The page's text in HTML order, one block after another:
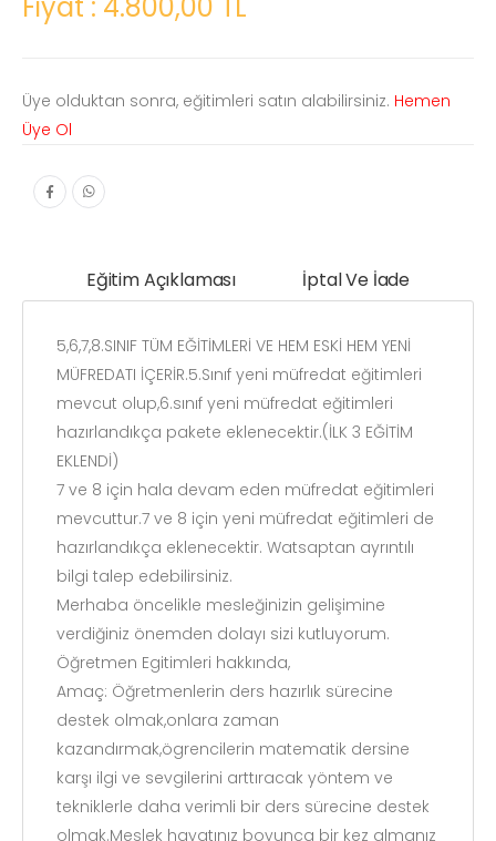
Fiyat : 4.800,00 TL
Üye olduktan sonra, eğitimleri satın alabilirsiniz. Hemen
Üye Ol
Eğitim Açıklaması İptal Ve İade
5,6,7,8.SINIF TÜM EĞİTİMLERİ VE HEM ESKİ HEM YENİ
MÜFREDATI İÇERİR.5.Sınıf yeni müfredat eğitimleri
mevcut olup,6.sınıf yeni müfredat eğitimleri
hazırlandıkça pakete eklenecektir.(İLK 3 EĞİTİM
EKLENDİ)
7 ve 8 için hala devam eden müfredat eğitimleri
mevcuttur.7 ve 8 için yeni müfredat eğitimleri de
hazırlandıkça eklenecektir. Watsaptan ayrıntılı
bilgi talep edebilirsiniz.
Merhaba öncelikle mesleğinizin gelişimine
verdiğiniz önemden dolayı sizi kutluyorum.
Öğretmen Egitimleri hakkında,
Amaç: Öğretmenlerin ders hazırlık sürecine
destek olmak,onlara zaman
kazandırmak,ögrencilerin matematik dersine
karşı ilgi ve sevgilerini arttıracak yöntem ve
tekniklerle daha verimli bir ders sürecine destek
olmak.Meslek hayatınız boyunca bir kez almanız